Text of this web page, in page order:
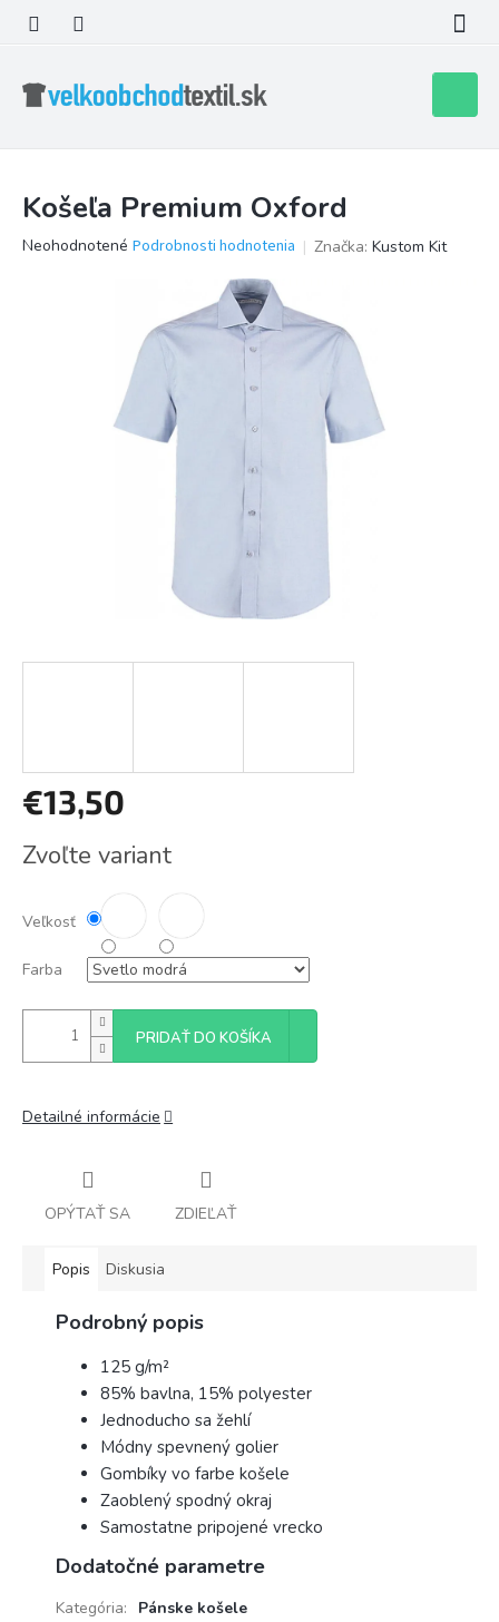
obsah
košík
Košeľa Premium Oxford
Priemerné
Neohodnotené Podrobnosti hodnotenia Značka: Kustom Kit
€13,50
cena:
Zvoľte variant
Veľkosť
Farba
PRIDAŤ DO KOŠÍKA
Detailné informácie
OPÝTAŤ SA ZDIEĽAŤ
Popis Diskusia
Podrobný popis
125 g/m²
85% bavlna, 15% polyester
Jednoducho sa žehlí
Módny spevnený golier
Gombíky vo farbe košele
Zaoblený spodný okraj
Samostatne pripojené vrecko
Dodatočné parametre
Kategória:
Pánske košele